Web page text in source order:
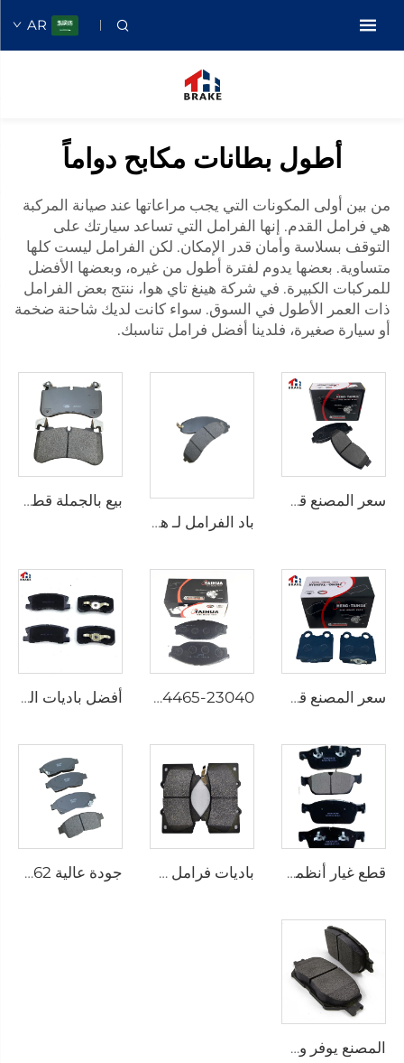
AR
أطول بطانات مكابح دواماً
من بين أولى المكونات التي يجب مراعاتها عند صيانة المركبة
هي فرامل القدم. إنها الفرامل التي تساعد سيارتك على
التوقف بسلاسة وأمان قدر الإمكان. لكن الفرامل ليست كلها
متساوية. بعضها يدوم لفترة أطول من غيره، وبعضها الأفضل
للمركبات الكبيرة. في شركة هينغ تاي هوا، ننتج بعض الفرامل
ذات العمر الأطول في السوق. سواء كانت لديك شاحنة ضخمة
أو سيارة صغيرة، فلدينا أفضل فرامل تناسبك.
سعر المصنع قطع غيار السيارات المصنعين لوحة خلفية أقراص الفرامل D2026 للسيارات اليابانية
باد الفرامل لـ هيونداي وكيا جيدة شبه معدنية أمامية باد الفرامل قطع غيار السيارات إكسسوارات السيارات قطع غيار السيارات SP1148
بيع بالجملة قطع غيار سيارات باد الفرامل لـ ديفندر محطة / فان / واغون لـ ديسكفري فان لـ رينج روفر سبورت LR110084 0084
سعر المصنع قطع غيار سيارات خزفية للفرامل الأمامية لسيارات لكزس kd 2722 D605 04465-23040 لوحات الفرمل مصنع لوحات الفرمل القرصية لسيارات تويوتا لوحات الفرمل الأصلية أفضل باديات الفرامل الأمامية D596 لسيارات ميتسوبيشي باجرو جالانت سيغما
قطع غيار أنظمة الفرامل الأوتوماتيكية باديات الفرامل الجملة أقراص الفرامل الأمامية للسيارات باديات فرامل عالية الجودة للسيارات لتويوتا تقود الصناعة الصينية باديات الفرامل بالجملة نظام D1303 باديات الفرامل للسيارات جودة عالية D562 ملحقات فرامل السيارات إكسسوارات سيارات أنظمة فرامل السيارات
المصنع يوفر وسائد فرامل عالية الجودة وفرامل الأحذية 04465-30340 لتويوتا وسائد الفرامل القرصية الأكثر مبيعًا